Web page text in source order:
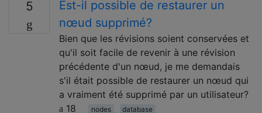
5
Est-il possible de restaurer un
nœud supprimé?
Bien que les révisions soient conservées et
qu'il soit facile de revenir à une révision
précédente d'un nœud, je me demandais
s'il était possible de restaurer un nœud qui
a vraiment été supprimé par un utilisateur?
18
nodes database